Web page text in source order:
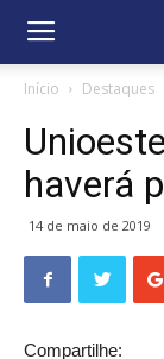
Início Destaques
haverá
14 de maio de 2019
Compartilhe: